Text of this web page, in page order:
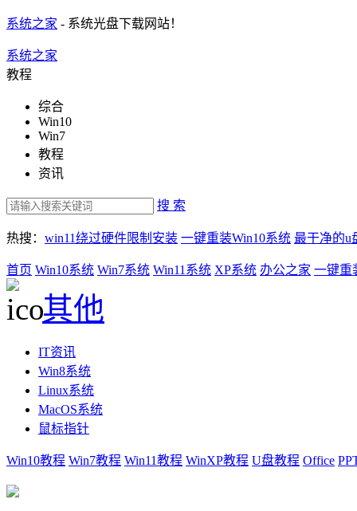
系统之家 - 系统光盘下载网站！
系统之家
教程
综合
Win10
Win7
教程
资讯
搜 索
热搜： win11绕过硬件限制安装 一键重装Win10系统 最干净的u
首页 Win10系统 Win7系统 Win11系统 XP系统 办公之家 一键重
其他
IT资讯
Win8系统
Linux系统
MacOS系统
鼠标指针
Win10教程 Win7教程 Win11教程 WinXP教程 U盘教程 Office